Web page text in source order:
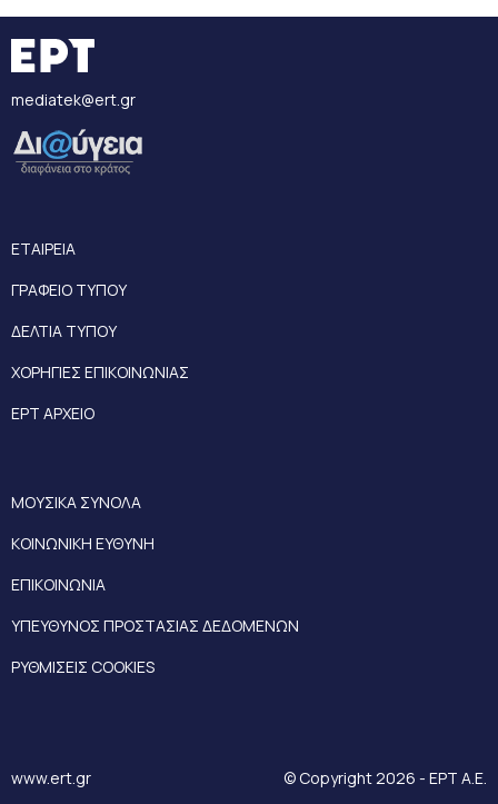
mediatek@ert.gr
ΕΤΑΙΡΕΙΑ
ΓΡΑΦΕΙΟ ΤΥΠΟΥ
ΔΕΛΤΙΑ ΤΥΠΟΥ
ΧΟΡΗΓΙΕΣ ΕΠΙΚΟΙΝΩΝΙΑΣ
ΕΡΤ ΑΡΧΕΙΟ
ΜΟΥΣΙΚΑ ΣΥΝΟΛΑ
ΚΟΙΝΩΝΙΚΗ ΕΥΘΥΝΗ
ΕΠΙΚΟΙΝΩΝΙΑ
ΥΠΕΥΘΥΝΟΣ ΠΡΟΣΤΑΣΙΑΣ ΔΕΔΟΜΕΝΩΝ
ΡΥΘΜΙΣΕΙΣ COOKIES
www.ert.gr © Copyright 2026 - ΕΡΤ Α.Ε.